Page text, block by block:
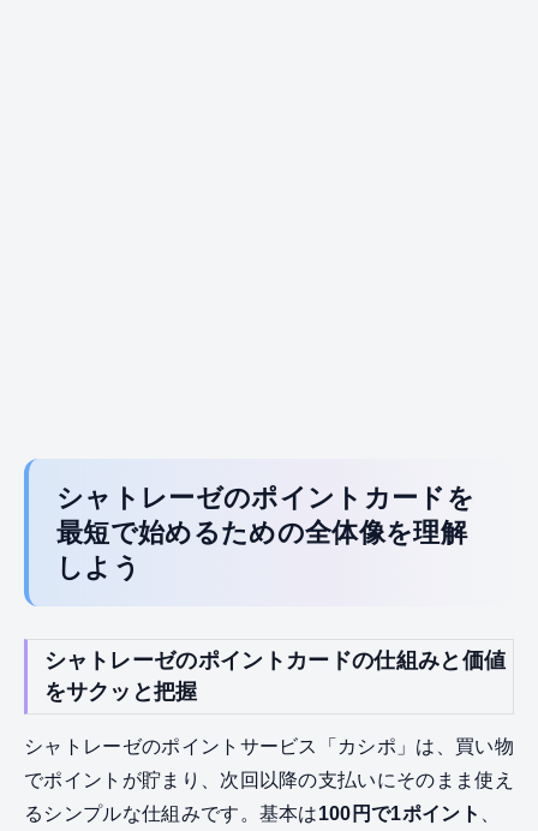
シャトレーゼのポイントカードを
最短で始めるための全体像を理解
しよう
シャトレーゼのポイントカードの仕組みと価値
をサクッと把握
シャトレーゼのポイントサービス「カシポ」は、買い物
でポイントが貯まり、次回以降の支払いにそのまま使え
るシンプルな仕組みです。基本は100円で1ポイント